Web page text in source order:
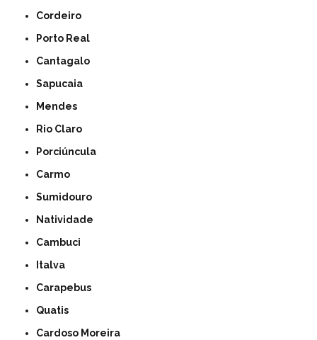
Cordeiro
Porto Real
Cantagalo
Sapucaia
Mendes
Rio Claro
Porciúncula
Carmo
Sumidouro
Natividade
Cambuci
Italva
Carapebus
Quatis
Cardoso Moreira